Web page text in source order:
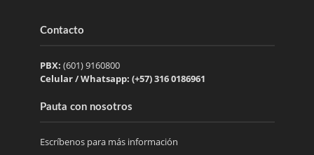
Contacto
PBX: (601) 9160800
Celular / Whatsapp: (+57) 316 0186961
Pauta con nosotros
Escríbenos para más información